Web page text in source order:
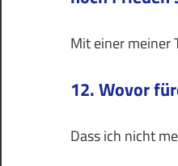
Mit einer meiner
12. Wovor
Dass ich nicht